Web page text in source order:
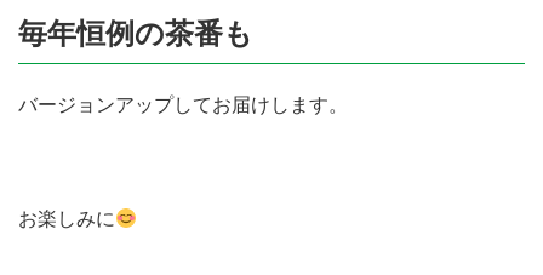
毎年恒例の茶番も
バージョンアップしてお届けします。
お楽しみに